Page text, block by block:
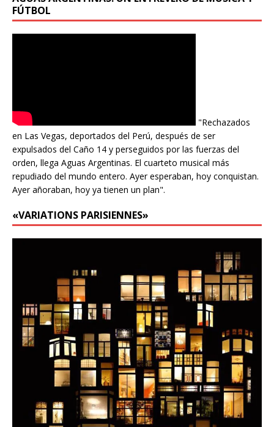
FÚTBOL
"Rechazados
en Las Vegas, deportados del Perú, después de ser
expulsados del Caño 14 y perseguidos por las fuerzas del
orden, llega Aguas Argentinas. El cuarteto musical más
repudiado del mundo entero. Ayer esperaban, hoy conquistan.
Ayer añoraban, hoy ya tienen un plan".
«VARIATIONS PARISIENNES»